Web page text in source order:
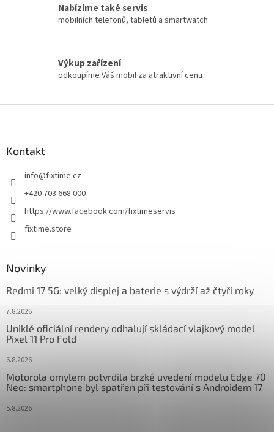
Nabízíme také servis
mobilních telefonů, tabletů a smartwatch
Výkup zařízení
odkoupíme Váš mobil za atraktivní cenu
Kontakt
info@fixtime.cz
+420 703 668 000
https://www.facebook.com/fixtimeservis
fixtime.store
Novinky
Redmi 17 5G: velký displej a baterie s výdrží až čtyři roky
7.8.2026
Uniklé oficiální rendery odhalují skládací vlajkový model
Pixel 11 Pro Fold
6.8.2026
Motorola omylem potvrdila brzké uvedení modelu Edge 70
Neo: smartphone byl spatřen při testování s Androidem 17
5.8.2026